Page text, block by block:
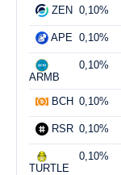
ZEN 0,10%
APE 0,10%
ARMB
0,10%
BCH 0,10%
RSR 0,10%
TURTLE
0,10%